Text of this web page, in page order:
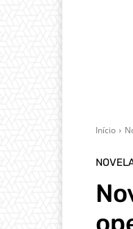
Início